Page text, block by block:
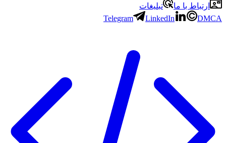
ارتباط با ما
تبلیغات
Telegram
LinkedIn DMCA